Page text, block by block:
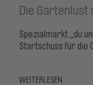
Die
Spezialmarkt „du
Startschuss für die
WEITERLESEN